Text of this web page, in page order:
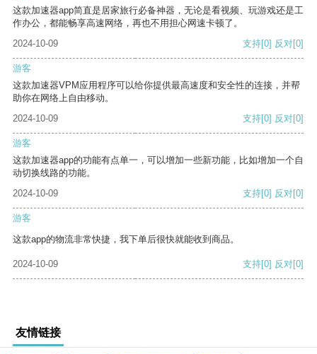
这款加速器app简直是居家旅行必备神器，无论是看视频、玩游戏还是工
作办公，都能畅享高速网络，再也不用担心网速卡顿了。
2024-10-09
支持[0] 反对[0]
游客
这款加速器VPM应用程序可以给你提供最高速度和安全性的连接，并帮
助你在网络上自由移动。
2024-10-09
支持[0] 反对[0]
游客
这款加速器app的功能有点单一，可以增加一些新功能，比如增加一个自
动切换线路的功能。
2024-10-09
支持[0] 反对[0]
游客
这款app的物流非常快捷，我下单后很快就能收到商品。
2024-10-09 支持[0] 反对[0]
友情链接